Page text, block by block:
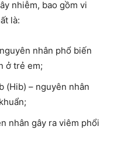
nhiễm, bao gồm vi
là:
nhân phổ biến
ở trẻ em;
(Hib) – nguyên nhân
nhân gây ra viêm phổi